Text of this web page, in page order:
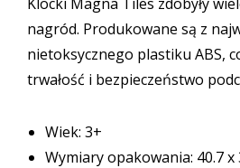
nagród. Produkowane są z
nietoksycznego plastiku ABS,
trwałość i bezpieczeństwo
Wiek: 3+
Wymiary opakowania: 40.7 x